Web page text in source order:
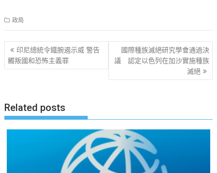
政局
文
章
印尼總統令鐵腕遏示威 警告
觸叛國和恐怖主義罪
國際種族滅絕研究學會通過決
議 認定以色列在加沙實施種族
滅絕
Related posts